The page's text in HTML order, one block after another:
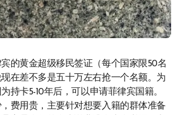
的黄金超级移民签证（每个国家限50名
在差不多是五十万左右抢一个名额。为
持卡5-10年后，可以申请菲律宾国籍。
费用贵，主要针对想要入籍的群体准备